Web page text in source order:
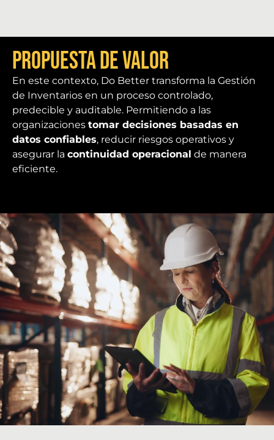
Propuesta de Valor
En este contexto, Do Better transforma la Gestión
de Inventarios en un proceso controlado,
predecible y auditable. Permitiendo a las
organizaciones tomar decisiones basadas en
datos confiables, reducir riesgos operativos y
asegurar la continuidad operacional de manera
eficiente.